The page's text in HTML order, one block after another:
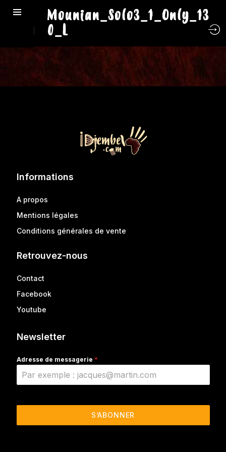
Mounian_Solo3_1_Only_13
0_L
Informations
A propos
Mentions légales
Conditions générales de vente
Retrouvez-nous
Contact
Facebook
Youtube
Newsletter
Adresse de messagerie *
S’ABONNER